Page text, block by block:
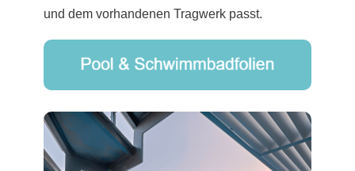
und dem vorhandenen Tragwerk passt.